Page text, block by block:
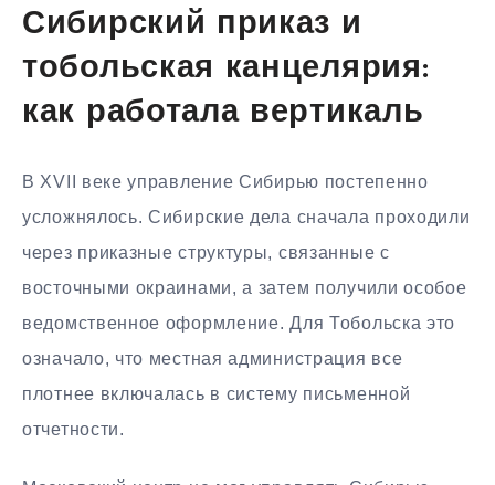
Сибирский приказ и
тобольская канцелярия:
как работала вертикаль
В XVII веке управление Сибирью постепенно
усложнялось. Сибирские дела сначала проходили
через приказные структуры, связанные с
восточными окраинами, а затем получили особое
ведомственное оформление. Для Тобольска это
означало, что местная администрация все
плотнее включалась в систему письменной
отчетности.